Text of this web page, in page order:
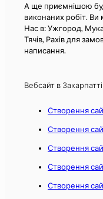
А ще приємнішою
виконаних робіт.
Нас в: Ужгород,
Тячів, Рахів для
написання.
Вебсайт в Закарпатті
Створення
Створення
Створення
Створення
Створення